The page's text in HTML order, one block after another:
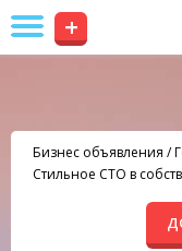
+
Бизнес объявления /
Стильное СТО в